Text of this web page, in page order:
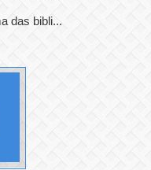
das bibli...